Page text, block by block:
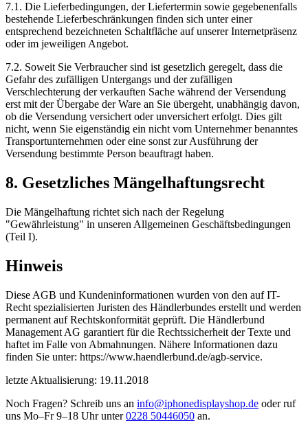
7.1. Die Lieferbedingungen, der Liefertermin sowie gegebenenfalls
bestehende Lieferbeschränkungen finden sich unter einer
entsprechend bezeichneten Schaltfläche auf unserer Internetpräsenz
oder im jeweiligen Angebot.
7.2. Soweit Sie Verbraucher sind ist gesetzlich geregelt, dass die
Gefahr des zufälligen Untergangs und der zufälligen
Verschlechterung der verkauften Sache während der Versendung
erst mit der Übergabe der Ware an Sie übergeht, unabhängig davon,
ob die Versendung versichert oder unversichert erfolgt. Dies gilt
nicht, wenn Sie eigenständig ein nicht vom Unternehmer benanntes
Transportunternehmen oder eine sonst zur Ausführung der
Versendung bestimmte Person beauftragt haben.
8. Gesetzliches Mängelhaftungsrecht
Die Mängelhaftung richtet sich nach der Regelung
"Gewährleistung" in unseren Allgemeinen Geschäftsbedingungen
(Teil I).
Hinweis
Diese AGB und Kundeninformationen wurden von den auf IT-
Recht spezialisierten Juristen des Händlerbundes erstellt und werden
permanent auf Rechtskonformität geprüft. Die Händlerbund
Management AG garantiert für die Rechtssicherheit der Texte und
haftet im Falle von Abmahnungen. Nähere Informationen dazu
finden Sie unter: https://www.haendlerbund.de/agb-service.
letzte Aktualisierung: 19.11.2018
Noch Fragen? Schreib uns an info@iphonedisplayshop.de oder ruf
uns Mo–Fr 9–18 Uhr unter 0228 50446050 an.